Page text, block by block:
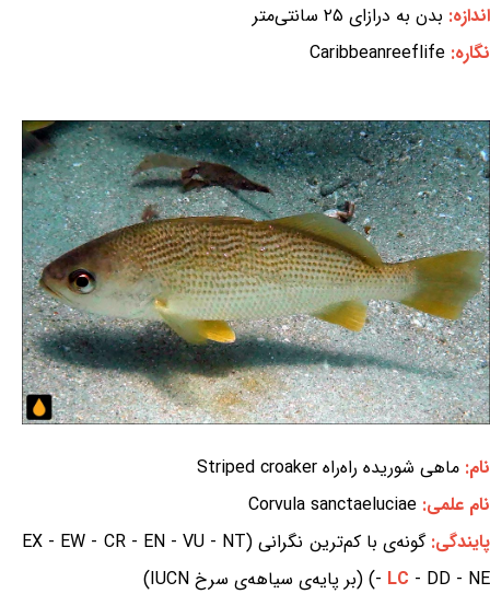
اندازه: بدن به درازای ۲۵ سانتی‌متر
نگاره: Caribbeanreeflife
نام: ماهی شوریده راه‌راه Striped croaker
نام علمی: Corvula sanctaeluciae
پایندگی:
گونه‌ی با کم‌ترین نگرانی (EX - EW - CR - EN - VU - NT
- LC - DD - NE) (بر پایه‌ی سیاهه‌ی سرخ IUCN)